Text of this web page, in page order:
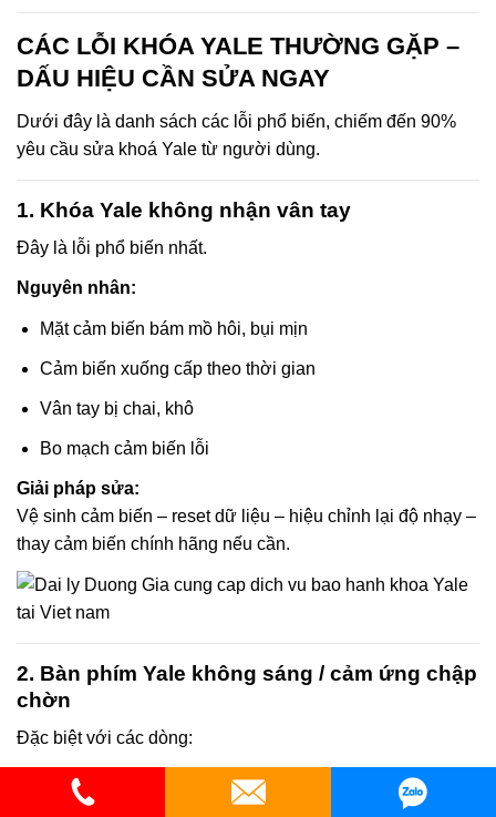
CÁC LỖI KHÓA YALE THƯỜNG GẶP –
DẤU HIỆU CẦN SỬA NGAY
Dưới đây là danh sách các lỗi phổ biến, chiếm đến 90%
yêu cầu sửa khoá Yale từ người dùng.
1. Khóa Yale không nhận vân tay
Đây là lỗi phổ biến nhất.
Nguyên nhân:
Mặt cảm biến bám mồ hôi, bụi mịn
Cảm biến xuống cấp theo thời gian
Vân tay bị chai, khô
Bo mạch cảm biến lỗi
Giải pháp sửa:
Vệ sinh cảm biến – reset dữ liệu – hiệu chỉnh lại độ nhạy –
thay cảm biến chính hãng nếu cần.
2. Bàn phím Yale không sáng / cảm ứng chập
chờn
Đặc biệt với các dòng:
Yale 4109